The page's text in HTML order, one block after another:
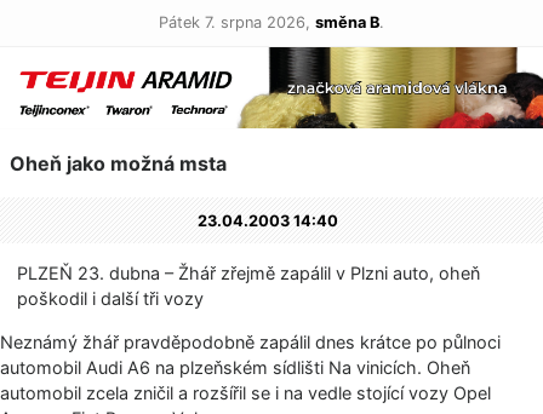
Pátek 7. srpna 2026, směna B.
Oheň jako možná msta
23.04.2003 14:40
PLZEŇ 23. dubna – Žhář zřejmě zapálil v Plzni auto, oheň
poškodil i další tři vozy
Neznámý žhář pravděpodobně zapálil dnes krátce po půlnoci
automobil Audi A6 na plzeňském sídlišti Na vinicích. Oheň
automobil zcela zničil a rozšířil se i na vedle stojící vozy Opel